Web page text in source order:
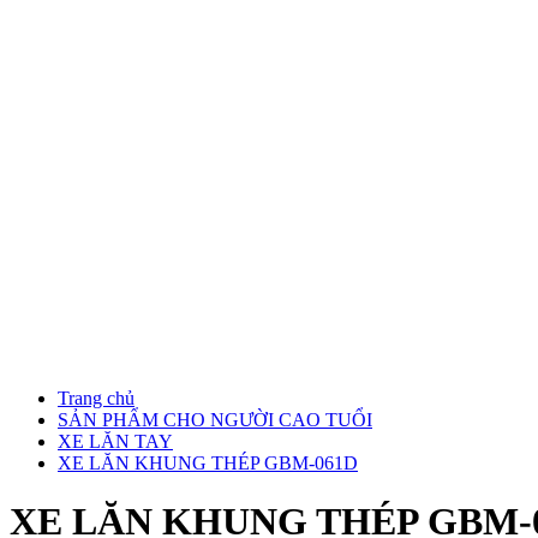
Trang chủ
SẢN PHẨM CHO NGƯỜI CAO TUỔI
XE LĂN TAY
XE LĂN KHUNG THÉP GBM-061D
XE LĂN KHUNG THÉP GBM-